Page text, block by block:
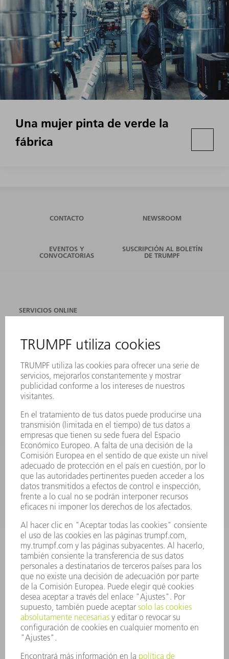
Una mujer pinta de verde la
fábrica
CONTACTO NEWSROOM
EVENTOS Y
CONVOCATORIAS
SUSCRIPCIÓN AL BOLETÍN
DE TRUMPF
SERVICIOS ONLINE
EVENTOS Y CONVOCATORIAS
REGISTRO PARA EL BOLETÍN INFORMATIVO
FICHAS TÉCNICAS DE SEGURIDAD
PRODUCTOS
MÁQUINAS Y SISTEMAS
LÁSER
HERRAMIENTAS PORTÁTILES
FÁBRICA INTELIGENTE
SOFTWARE
SERVICIOS
APLICACIONES
SECTORES
EMPRESA
CARRERA PROFESIONAL
OFERTAS DE TRABAJO
PERFIL DE LA EMPRESA
INFORME ANUAL
PRINCIPIOS CORPORATIVOS
CUMPLIMIENTO
SISTEMA DE INFORMADORES
SEGURIDAD
COMUNICADOS DE PRENSA
REVISTAS
SOSTENIBILIDAD
MEDIO AMBIENTE Y CLIMA
SOCIEDAD Y EMPRESA
GESTIÓN EMPRESARIAL